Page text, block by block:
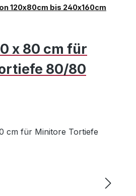
120x80cm bis 240x160cm
x 80 cm für
80/80